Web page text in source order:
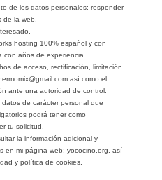
de los datos personales: responder
de la web.
hosting 100% español y con
con años de experiencia.
de acceso, rectificación, limitación
así como el
ante una autoridad de control.
de carácter personal que
podrá tener como
tu solicitud.
la información adicional y
en mi página web: yococino.org, así
y política de cookies.